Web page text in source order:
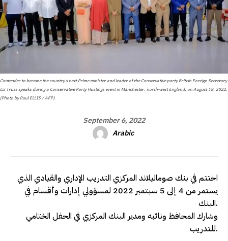
Contender to become the country's next Prime minister and leader of the Conservative party British Foreign Secretary
Liz Truss speaks during a Conservative Party Hustings event in Manchester, north-west England, on August 19, 2022.
(Photo by Paul ELLIS / AFP)
September 6, 2022
Arabic
اختتم في بنك صوماليلاند المركزي التدريب الإداري والقيادي الذي
يستمر من 4 إلى 5 سبتمبر 2022 لمسؤولي إدارات وأقسام في
البنك.
وشارك المحافظ ونائبه ومدير البنك المركزي في الحفل الختامي
للتدريب.